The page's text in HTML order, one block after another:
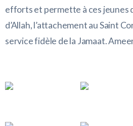
efforts et permette à ces jeunes
d’Allah, l’attachement au Saint
service fidèle de la Jamaat.